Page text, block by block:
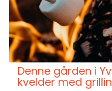
Denne gården i
kvelder med